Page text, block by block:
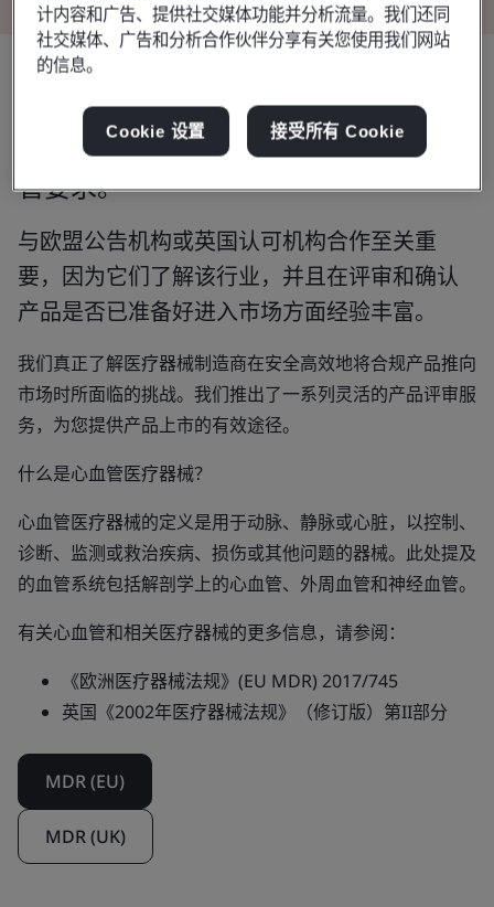
作为心血管医疗器械制造商，您必须在
将产品投放市场之前确保其满足相关监
管要求。
与欧盟公告机构或英国认可机构合作至关重
要，因为它们了解该行业，并且在评审和确认
产品是否已准备好进入市场方面经验丰富。
我们真正了解医疗器械制造商在安全高效地将合规产品推向
市场时所面临的挑战。我们推出了一系列灵活的产品评审服
务，为您提供产品上市的有效途径。
什么是心血管医疗器械？
心血管医疗器械的定义是用于动脉、静脉或心脏，以控制、
诊断、监测或救治疾病、损伤或其他问题的器械。此处提及
的血管系统包括解剖学上的心血管、外周血管和神经血管。
有关心血管和相关医疗器械的更多信息，请参阅：
《欧洲医疗器械法规》(EU MDR) 2017/745
英国《2002年医疗器械法规》（修订版）第II部分
MDR (EU)
MDR (UK)
计内容和广告、提供社交媒体功能并分析流量。我们还同
社交媒体、广告和分析合作伙伴分享有关您使用我们网站
的信息。
Cookie 设置 接受所有 Cookie